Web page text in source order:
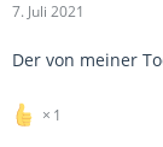
7. Juli 2021
Der von meiner
1